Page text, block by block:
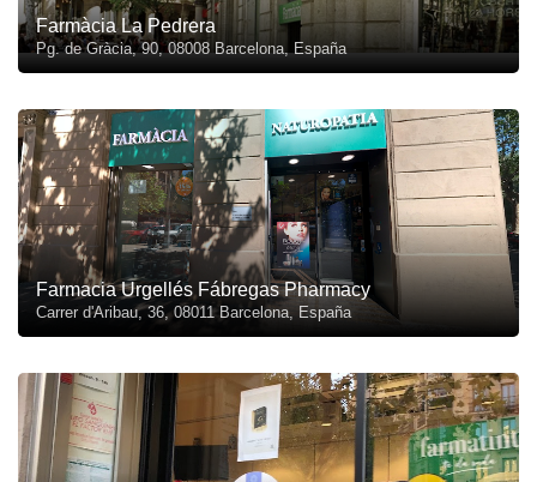
Farmàcia La Pedrera
Pg. de Gràcia, 90, 08008 Barcelona, España
Farmacia Urgellés Fábregas Pharmacy
Carrer d'Aribau, 36, 08011 Barcelona, España